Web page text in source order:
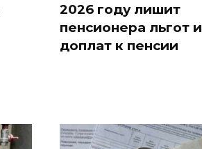
2026 году лишит
пенсионера льгот и
доплат к пенсии